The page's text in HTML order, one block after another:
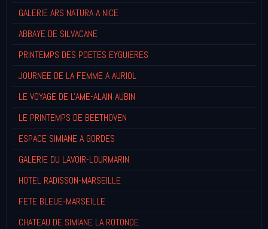
GALERIE ARS NATURA A NICE
ABBAYE DE SILVACANE
PRINTEMPS DES POETES EYGUIERES
JOURNEE DE LA FEMME A AURIOL
LE VOYAGE DE L'AME-ALAIN AUBIN
LE PRINTEMPS DE BEETHOVEN
ESPACE SIMIANE A GORDES
GALERIE DU LAVOIR-LOURMARIN
HOTEL RADISSON-MARSEILLE
FETE BLEUE-MARSEILLE
CHATEAU DE SIMIANE LA ROTONDE